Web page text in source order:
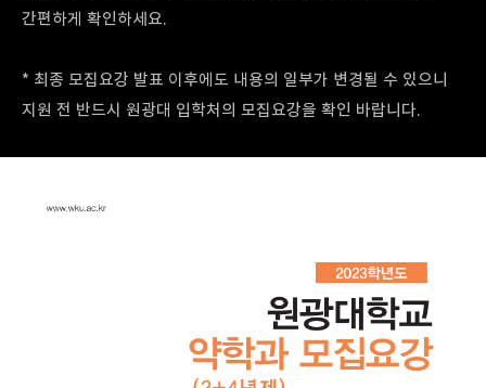
간편하게 확인하세요.
* 최종 모집요강 발표 이후에도 내용의 일부가 변경될 수 있으니
지원 전 반드시 원광대 입학처의 모집요강을 확인 바랍니다.